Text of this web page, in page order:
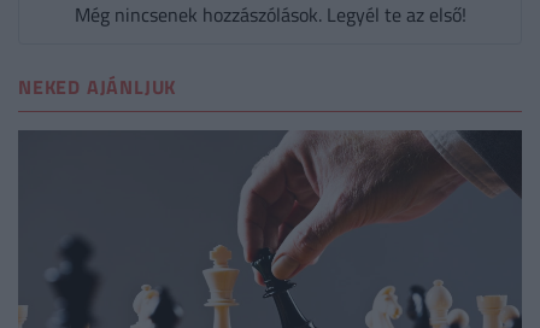
Még nincsenek hozzászólások. Legyél te az első!
NEKED AJÁNLJUK